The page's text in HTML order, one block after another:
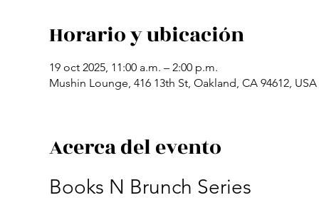
Horario y ubicación
19 oct 2025, 11:00 a.m. – 2:00 p.m.
Mushin Lounge, 416 13th St, Oakland, CA 94612, USA
Acerca del evento
Books N Brunch Series